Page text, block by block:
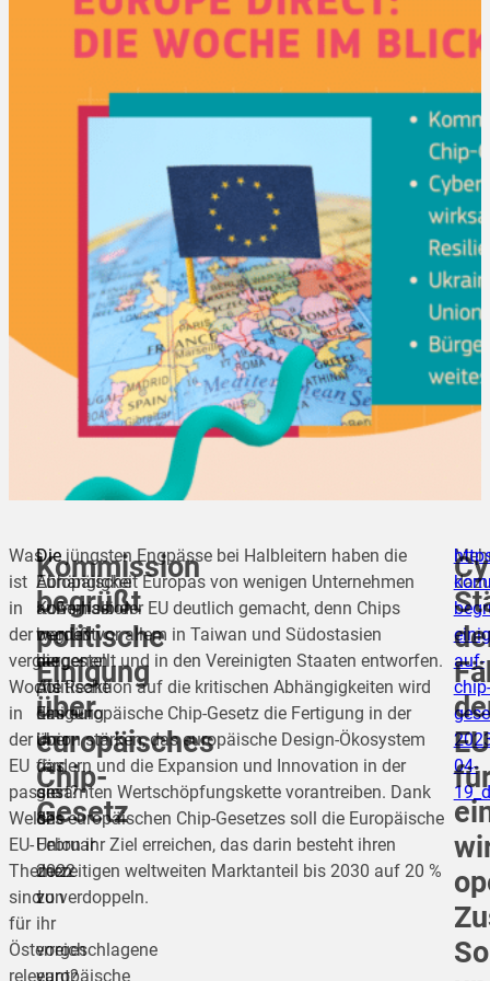
Was
ist
in
der
vergangenen
Woche
in
der
EU
passiert?
Welche
EU-
Themen
sind
für
Österreich
relevant?
Kommission
begrüßt
politische
Einigung
über
europäisches
Chip-
Gesetz
Die
Europäische
Kommission
begrüßt
die
politische
Einigung
über
das
am
8.
Februar
2022
von
ihr
vorgeschlagene
europäische
Die jüngsten Engpässe bei Halbleitern haben die
Abhängigkeit Europas von wenigen Unternehmen
außerhalb der EU deutlich gemacht, denn Chips
werden vor allem in Taiwan und Südostasien
hergestellt und in den Vereinigten Staaten entworfen.
Als Reaktion auf die kritischen Abhängigkeiten wird
das europäische Chip-Gesetz die Fertigung in der
Union stärken, das europäische Design-Ökosystem
fördern und die Expansion und Innovation in der
gesamten Wertschöpfungskette vorantreiben. Dank
des europäischen Chip-Gesetzes soll die Europäische
Union ihr Ziel erreichen, das darin besteht ihren
derzeitigen weltweiten Marktanteil bis 2030 auf 20 %
zu verdoppeln.
auf-
chip-
04-
EU